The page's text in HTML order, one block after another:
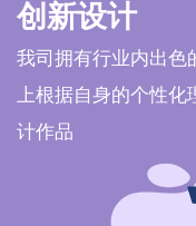
创新设计
我司拥有行业内出色
上根据自身的个性化
计作品